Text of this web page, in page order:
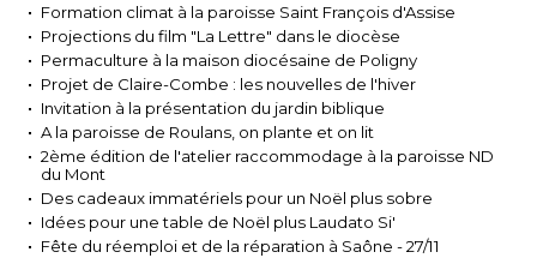
Formation climat à la paroisse Saint François d'Assise
Projections du film "La Lettre" dans le diocèse
Permaculture à la maison diocésaine de Poligny
Projet de Claire-Combe : les nouvelles de l'hiver
Invitation à la présentation du jardin biblique
A la paroisse de Roulans, on plante et on lit
2ème édition de l'atelier raccommodage à la paroisse ND
du Mont
Des cadeaux immatériels pour un Noël plus sobre
Idées pour une table de Noël plus Laudato Si'
Fête du réemploi et de la réparation à Saône - 27/11